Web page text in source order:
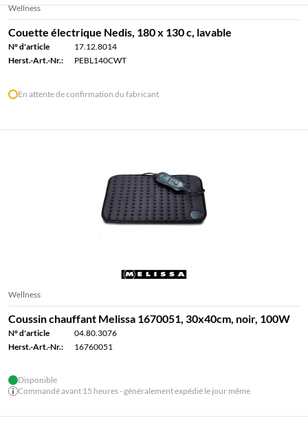
Wellness
Couette électrique Nedis, 180 x 130 c, lavable
N° d'article
17.12.8014
Herst.-Art.-Nr.:
PEBL140CWT
En attente de confirmation du fabricant
Wellness
Coussin chauffant Melissa 1670051, 30x40cm, noir, 100W
N° d'article
04.80.3076
Herst.-Art.-Nr.:
16760051
Disponible
Commandé avant 15 heures - généralement expédié le jour même